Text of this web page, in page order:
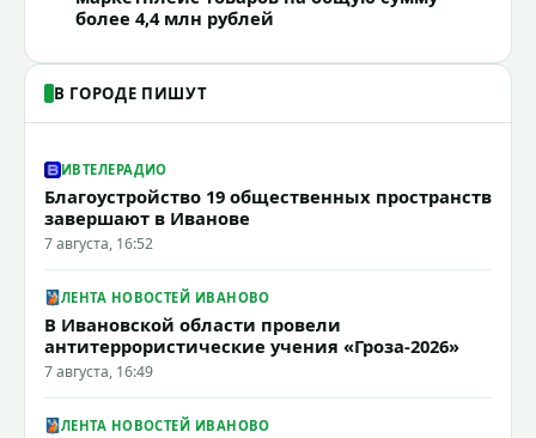
более 4,4 млн рублей
В ГОРОДЕ ПИШУТ
ИВТЕЛЕРАДИО
Благоустройство 19 общественных пространств
завершают в Иванове
7 августа, 16:52
ЛЕНТА НОВОСТЕЙ ИВАНОВО
В Ивановской области провели
антитеррористические учения «Гроза-2026»
7 августа, 16:49
ЛЕНТА НОВОСТЕЙ ИВАНОВО